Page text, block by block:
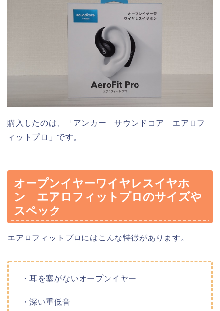
購入したのは、「アンカー サウンドコア エアロフ
ィットプロ」です。
オープンイヤーワイヤレスイヤホ
ン エアロフィットプロのサイズや
スペック
エアロフィットプロにはこんな特徴があります。
・耳を塞がないオープンイヤー
・深い重低音